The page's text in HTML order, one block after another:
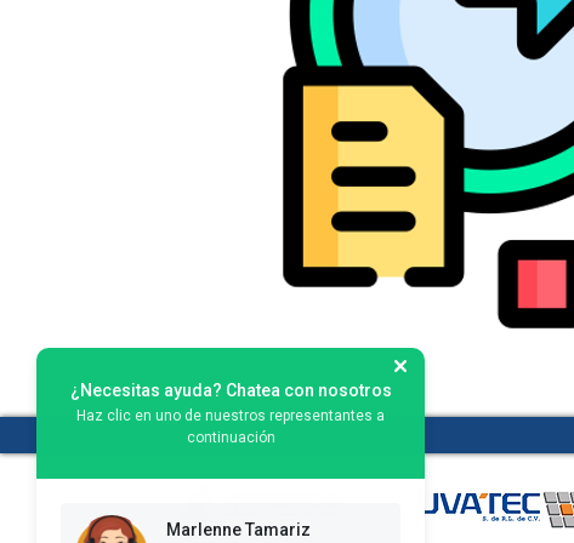
¿Necesitas ayuda? Chatea con nosotros
Haz clic en uno de nuestros representantes a
continuación
Marlenne Tamariz